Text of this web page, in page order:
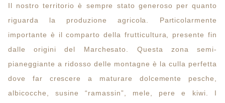
Il nostro territorio è sempre stato generoso per quanto
riguarda la produzione agricola. Particolarmente
importante è il comparto della frutticultura, presente fin
dalle origini del Marchesato. Questa zona semi-
pianeggiante a ridosso delle montagne è la culla perfetta
dove far crescere a maturare dolcemente pesche,
albicocche, susine “ramassin”, mele, pere e kiwi. I